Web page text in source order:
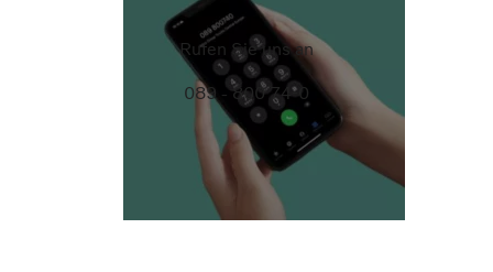
Rufen Sie uns an
089 - 800 74-0